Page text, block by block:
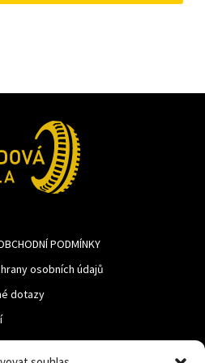
PODMÍNKY
osobních údajů
dotazy